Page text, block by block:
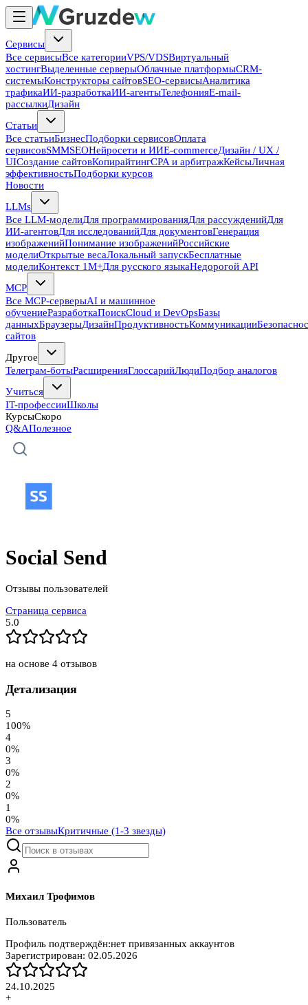
Сервисы
Все сервисыВсе категорииVPS/VDSВиртуальный
хостингВыделенные серверыОблачные платформыCRM-
системыКонструкторы сайтовSEO-сервисыАналитика
трафикаИИ-разработкаИИ-агентыТелефонияE-mail-
рассылкиДизайн
Статьи
Все статьиБизнесПодборки сервисовОплата
сервисовSMMSEOНейросети и ИИE-commerceДизайн / UX /
UIСоздание сайтовКопирайтингCPA и арбитражКейсыЛичная
эффективностьПодборки курсов
Новости
LLMs
Все LLM-моделиДля программированияДля рассужденийДля
ИИ-агентовДля исследованийДля документовГенерация
изображенийПонимание изображенийРоссийские
моделиОткрытые весаЛокальный запускБесплатные
моделиКонтекст 1M+Для русского языкаНедорогой API
MCP
Все MCP-серверыAI и машинное
обучениеРазработкаПоискCloud и DevOpsБазы
данныхБраузерыДизайнПродуктивностьКоммуникации
сайтов
Другое
Телеграм-ботыРасширенияГлоссарийЛюдиПодбор аналогов
Учиться
IT-профессииШколы
КурсыСкоро
Q&AПолезное
Social Send
Отзывы пользователей
Страница сервиса
5.0
на основе 4 отзывов
Детализация
5
100%
4
0%
3
0%
2
0%
1
0%
Все отзывыКритичные (1-3 звезды)
Михаил Трофимов
Пользователь
Профиль подтверждён:нет привязанных аккаунтов
Зарегистрирован: 02.05.2026
24.10.2025
+